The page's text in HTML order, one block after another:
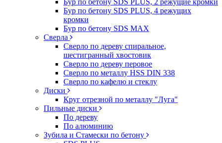
Бур по бетону SDS PLUS, 2 режущие кромки
Бур по бетону SDS PLUS, 4 режущих
кромки
Бур по бетону SDS MAX
Сверла
Сверло по дереву спиральное,
шестигранный хвостовик
Сверло по дереву перовое
Сверло по металлу HSS DIN 338
Сверло по кафелю и стеклу
Диски
Круг отрезной по металлу "Луга"
Пильные диски
По дереву
По алюминию
Зубила и Стамески по бетону